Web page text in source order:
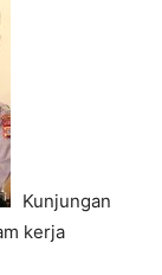
Kunjungan
kerja